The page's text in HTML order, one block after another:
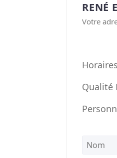
RENÉ
Votre
Qualité